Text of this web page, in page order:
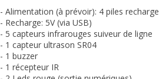
- Alimentation (à prévoir): 4 piles
- Recharge: 5V (via USB)
- 5 capteurs infrarouges suiveur de ligne
- 1 capteur ultrason SR04
- 1 buzzer
- 1 récepteur IR